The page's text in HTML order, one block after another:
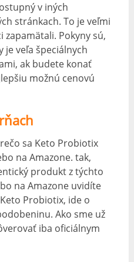
v iných
stránkach. To je veľmi
zapamätali. Pokyny sú,
je veľa špeciálnych
ak budete konať
možnú cenovú
sa Keto Probiotix
na Amazone. tak,
produkt z týchto
na Amazone uvidíte
Probiotix, ide o
Ako sme už
iba oficiálnym